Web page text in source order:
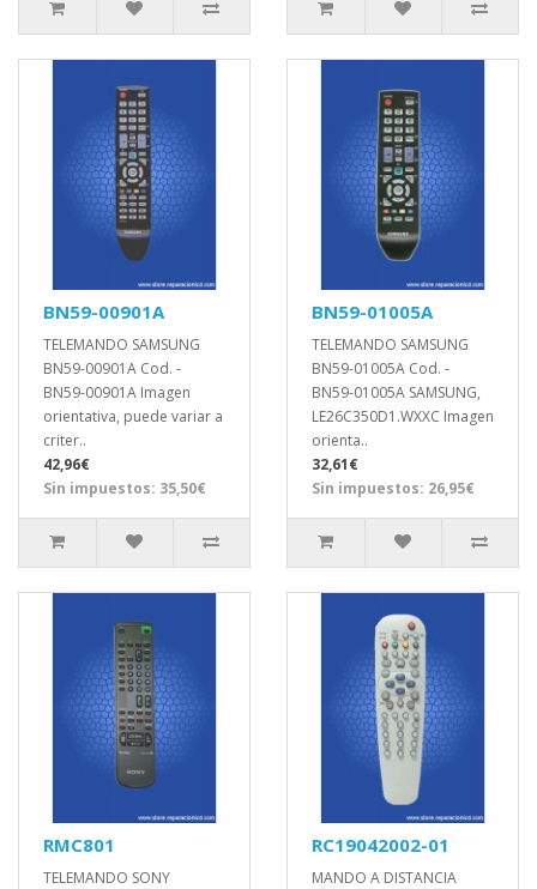
BN59-00901A
TELEMANDO SAMSUNG
BN59-00901A Cod. -
BN59-00901A Imagen
orientativa, puede variar a
criter..
42,96€
Sin impuestos: 35,50€
BN59-01005A
TELEMANDO SAMSUNG
BN59-01005A Cod. -
BN59-01005A SAMSUNG,
LE26C350D1.WXXC Imagen
orienta..
32,61€
Sin impuestos: 26,95€
RMC801
TELEMANDO SONY
RC19042002-01
MANDO A DISTANCIA